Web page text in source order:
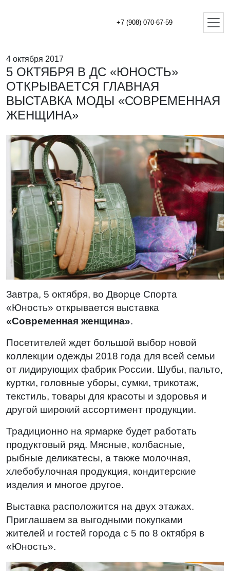
+7 (908) 070-67-59
4 октября 2017
5 ОКТЯБРЯ В ДС «ЮНОСТЬ»
ОТКРЫВАЕТСЯ ГЛАВНАЯ
ВЫСТАВКА МОДЫ «СОВРЕМЕННАЯ
ЖЕНЩИНА»
Завтра, 5 октября, во Дворце Спорта
«Юность» открывается выставка
«Современная женщина».
Посетителей ждет большой выбор новой
коллекции одежды 2018 года для всей семьи
от лидирующих фабрик России. Шубы, пальто,
куртки, головные уборы, сумки, трикотаж,
текстиль, товары для красоты и здоровья и
другой широкий ассортимент продукции.
Традиционно на ярмарке будет работать
продуктовый ряд. Мясные, колбасные,
рыбные деликатесы, а также молочная,
хлебобулочная продукция, кондитерские
изделия и многое другое.
Выставка расположится на двух этажах.
Приглашаем за выгодными покупками
жителей и гостей города с 5 по 8 октября в
«Юность».